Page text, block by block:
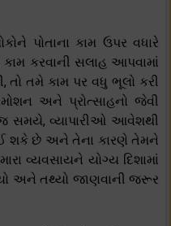
પોતાના કામ ઉપર વધારે
કરવાની સલાહ આપવામાં
તમે કામ પર વધુ ભૂલો કરી
અને પ્રોત્સાહનો જેવી
જ સમયે, વ્યાપારીઓ આવેશથી
શકે છે અને તેના કારણે તેમને
વ્યવસાયને યોગ્ય દિશામાં
અને તથ્યો જાણવાની જરૂર